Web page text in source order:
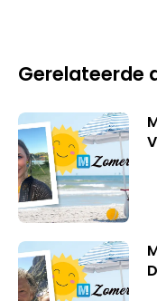
Gerelateerde